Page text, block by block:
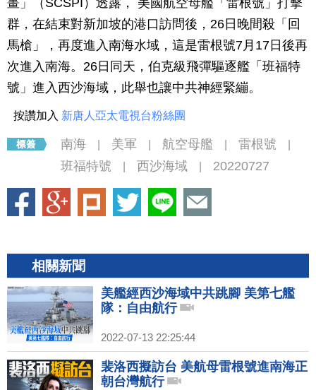
畫」（SCSPI）透露， 美國航空母艦「雷根號」打擊
群，在結束對新加坡的港口訪問後，26日晚間殺「回
馬槍」，再度進入南海水域，這是雷根號7月17日後再
次進入南海。26日同天，伯克級飛彈驅逐艦「班福特
號」進入西沙海域，此舉也讓中共神經緊繃。
按讚加入 新唐人亞太電視台粉絲團
南海 美軍 航空母艦 雷根號
班福特號 西沙海域 20220727
相關新聞
美艦經西沙海域中共跳腳 美第七艦
隊：自由航行
2022-07-13 22:25:44
裴洛西擬訪台 美航母雷根號進南海正
朝台灣航行